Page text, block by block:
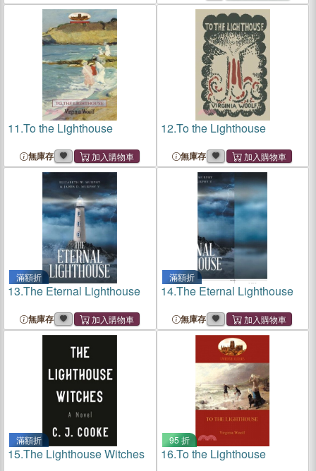
11.To the Lighthouse
無庫存
12.To the Lighthouse
無庫存
滿額折
13.The Eternal Lighthouse
無庫存
滿額折
14.The Eternal Lighthouse
無庫存
滿額折
15.The Lighthouse Witches
95 折
16.To the Lighthouse